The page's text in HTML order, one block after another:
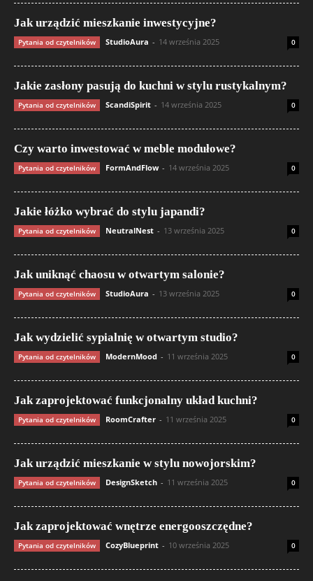
Jak urządzić mieszkanie inwestycyjne?
Pytania od czytelników StudioAura - 14 września 2025 0
Jakie zasłony pasują do kuchni w stylu rustykalnym?
Pytania od czytelników ScandiSpirit - 14 września 2025 0
Czy warto inwestować w meble modułowe?
Pytania od czytelników FormAndFlow - 14 września 2025 0
Jakie łóżko wybrać do stylu japandi?
Pytania od czytelników NeutralNest - 13 września 2025 0
Jak uniknąć chaosu w otwartym salonie?
Pytania od czytelników StudioAura - 13 września 2025 0
Jak wydzielić sypialnię w otwartym studio?
Pytania od czytelników ModernMood - 11 września 2025 0
Jak zaprojektować funkcjonalny układ kuchni?
Pytania od czytelników RoomCrafter - 11 września 2025 0
Jak urządzić mieszkanie w stylu nowojorskim?
Pytania od czytelników DesignSketch - 11 września 2025 0
Jak zaprojektować wnętrze energooszczędne?
Pytania od czytelników CozyBlueprint - 10 września 2025 0